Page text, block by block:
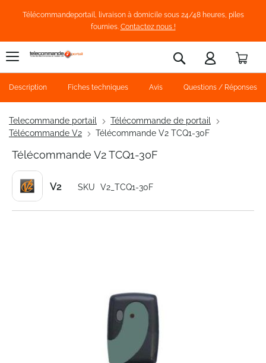
Télécommandeportail, livraison à domicile sous 24/48 heures, piles
fournies. Contactez nous !
Rechercher
Telecommande portail
Télécommande de portail
Télécommande V2
Télécommande V2 TCQ1-30F
Télécommande V2 TCQ1-30F
V2 SKU V2_TCQ1-30F
Description Fiches techniques Avis Questions / Réponses